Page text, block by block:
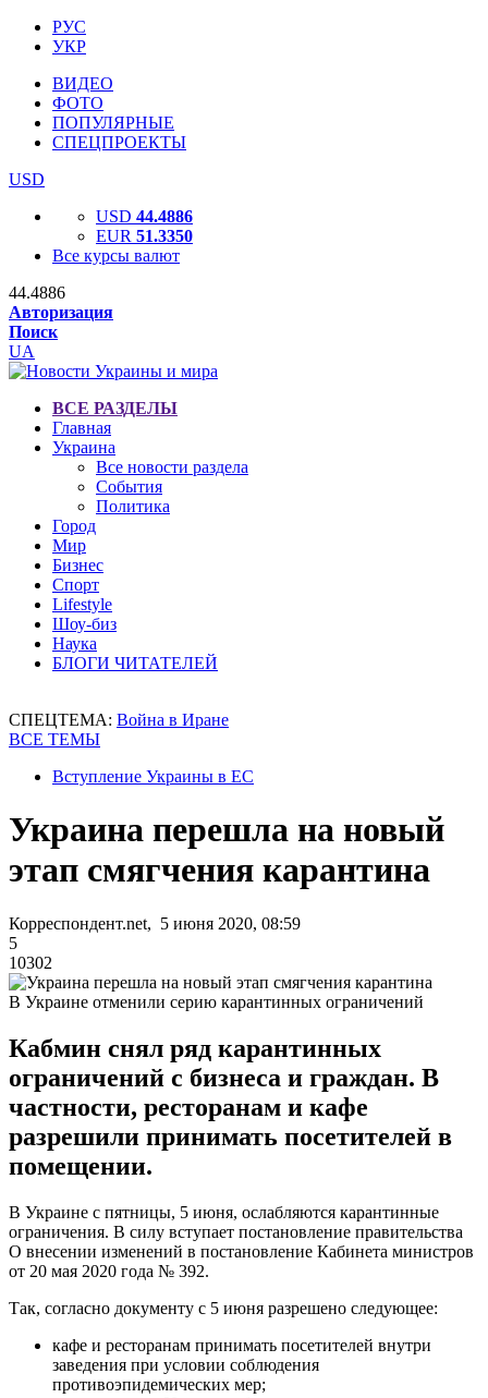
РУС
УКР
ВИДЕО
ФОТО
ПОПУЛЯРНЫЕ
СПЕЦПРОЕКТЫ
USD
USD 44.4886
EUR 51.3350
Все курсы валют
44.4886
Авторизация
Поиск
UA
ВСЕ РАЗДЕЛЫ
Главная
Украина
Все новости раздела
События
Политика
Город
Мир
Бизнес
Спорт
Lifestyle
Шоу-биз
Наука
БЛОГИ ЧИТАТЕЛЕЙ
СПЕЦТЕМА: Война в Иране
ВСЕ ТЕМЫ
Вступление Украины в ЕС
Украина перешла на новый
этап смягчения карантина
Корреспондент.net, 5 июня 2020, 08:59
5
10302
В Украине отменили серию карантинных ограничений
Кабмин снял ряд карантинных
ограничений с бизнеса и граждан. В
частности, ресторанам и кафе
разрешили принимать посетителей в
помещении.
В Украине с пятницы, 5 июня, ослабляются карантинные
ограничения. В силу вступает постановление правительства
О внесении изменений в постановление Кабинета министров
от 20 мая 2020 года № 392.
Так, согласно документу с 5 июня разрешено следующее:
кафе и ресторанам принимать посетителей внутри
заведения при условии соблюдения
противоэпидемических мер;